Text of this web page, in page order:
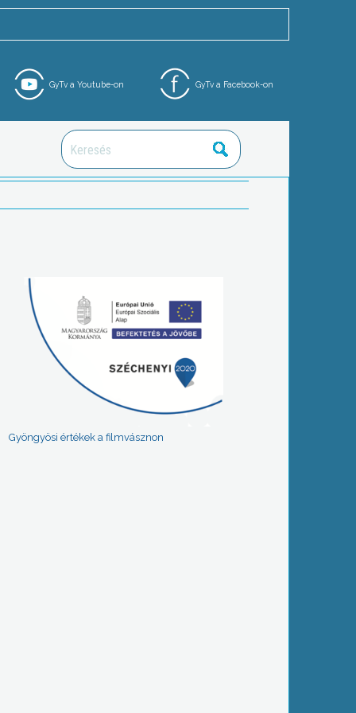
GyTv a Facebook-on
GyTv a Youtube-on
Gyöngyösi értékek a filmvásznon